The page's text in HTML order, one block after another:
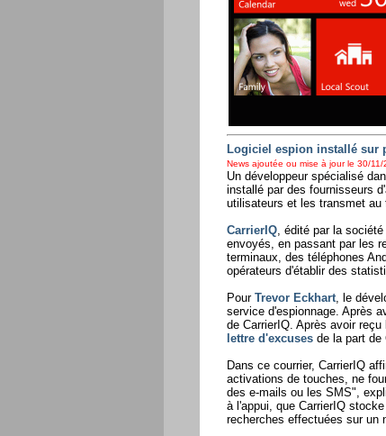
Logiciel espion installé sur
News ajoutée ou mise à jour le 30/11/
Un développeur spécialisé
installé par des fournisseurs
utilisateurs et les transmet au
CarrierIQ, édité par la
envoyés, en passant par les
terminaux, des téléphones
opérateurs d'établir des
Pour Trevor Eckhart, le
service d'espionnage. Après
de CarrierIQ. Après avoir
lettre d'excusesde la part de
Dans ce courrier, CarrierIQ
activations de touches, ne
des e-mails ou les SMS",
à l'appui, que CarrierIQ
recherches effectuées sur un